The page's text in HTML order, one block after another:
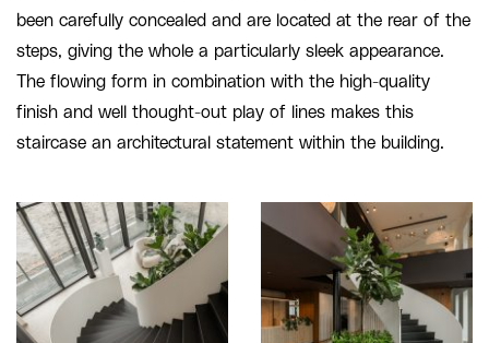
been carefully concealed and are located at the rear of the
steps, giving the whole a particularly sleek appearance.
The flowing form in combination with the high-quality
finish and well thought-out play of lines makes this
staircase an architectural statement within the building.